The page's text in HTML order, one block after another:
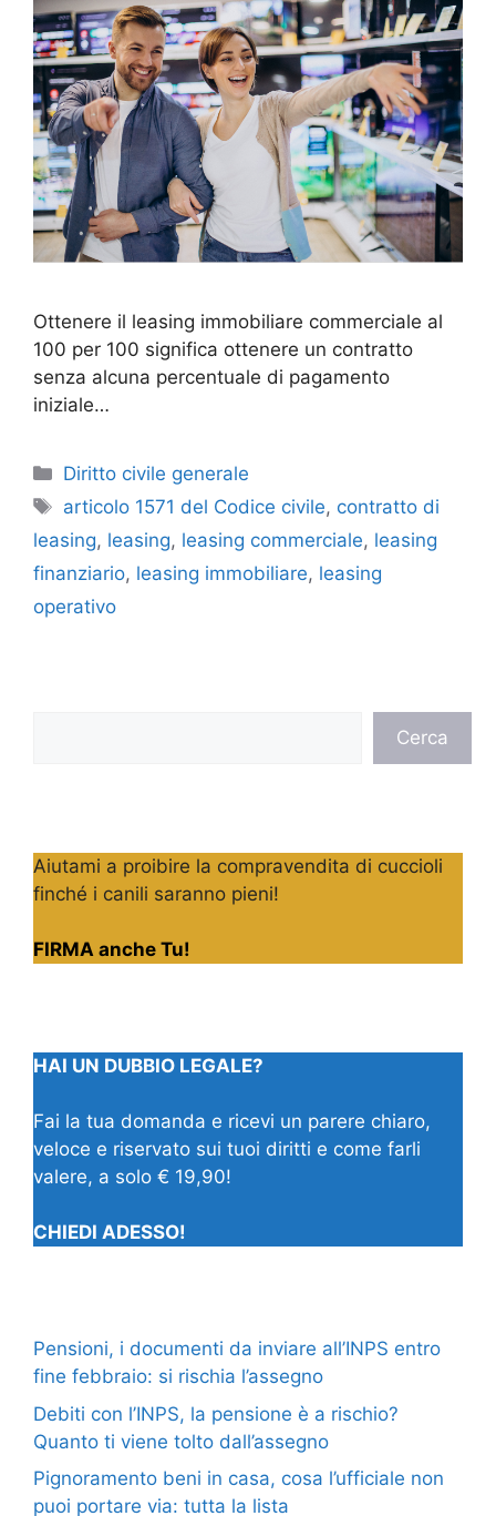
Ottenere il leasing immobiliare commerciale al
100 per 100 significa ottenere un contratto
senza alcuna percentuale di pagamento
iniziale…
Categorie
Diritto civile generale
Tag
articolo 1571 del Codice civile, contratto di
leasing, leasing, leasing commerciale, leasing
finanziario, leasing immobiliare, leasing
operativo
Cerca
Aiutami a proibire la compravendita di cuccioli
finché i canili saranno pieni!
FIRMA anche Tu!
HAI UN DUBBIO LEGALE?
Fai la tua domanda e ricevi un parere chiaro,
veloce e riservato sui tuoi diritti e come farli
valere, a solo € 19,90!
CHIEDI ADESSO!
Pensioni, i documenti da inviare all’INPS entro
fine febbraio: si rischia l’assegno
Debiti con l’INPS, la pensione è a rischio?
Quanto ti viene tolto dall’assegno
Pignoramento beni in casa, cosa l’ufficiale non
puoi portare via: tutta la lista